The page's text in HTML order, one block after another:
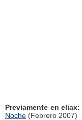
Previamente en eliax:
Noche (Febrero 2007)